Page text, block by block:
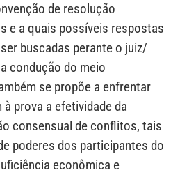
de resolução
e a quais possíveis respostas
buscadas perante o juiz/
condução do meio
se propõe a enfrentar
prova a efetividade da
consensual de conflitos, tais
poderes dos participantes do
econômica e